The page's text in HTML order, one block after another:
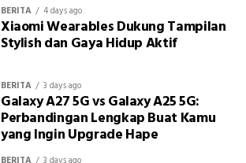
BERITA 4 days ago
Xiaomi Wearables Dukung Tampilan
Stylish dan Gaya Hidup Aktif
BERITA 3 days ago
Galaxy A27 5G vs Galaxy A25 5G:
Perbandingan Lengkap Buat Kamu
yang Ingin Upgrade Hape